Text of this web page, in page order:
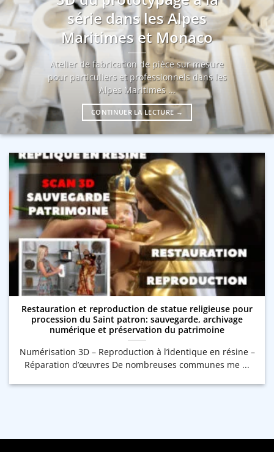
série dans les Alpes
Maritimes et Monaco
Atelier de fabrication de pièce sur mesure
pour particuliers et professionnels dans les
Alpes Maritimes ...
CONTINUER LA LECTURE →
Restauration et reproduction de statue religieuse pour
procession du Saint patron: sauvegarde, archivage
numérique et préservation du patrimoine
Numérisation 3D – Reproduction à l’identique en résine –
Réparation d’œuvres De nombreuses communes me ...